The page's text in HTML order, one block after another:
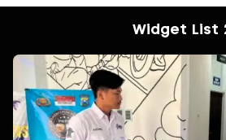
Widget List